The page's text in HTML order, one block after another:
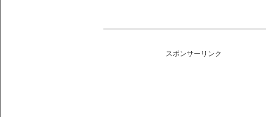
スポンサーリンク